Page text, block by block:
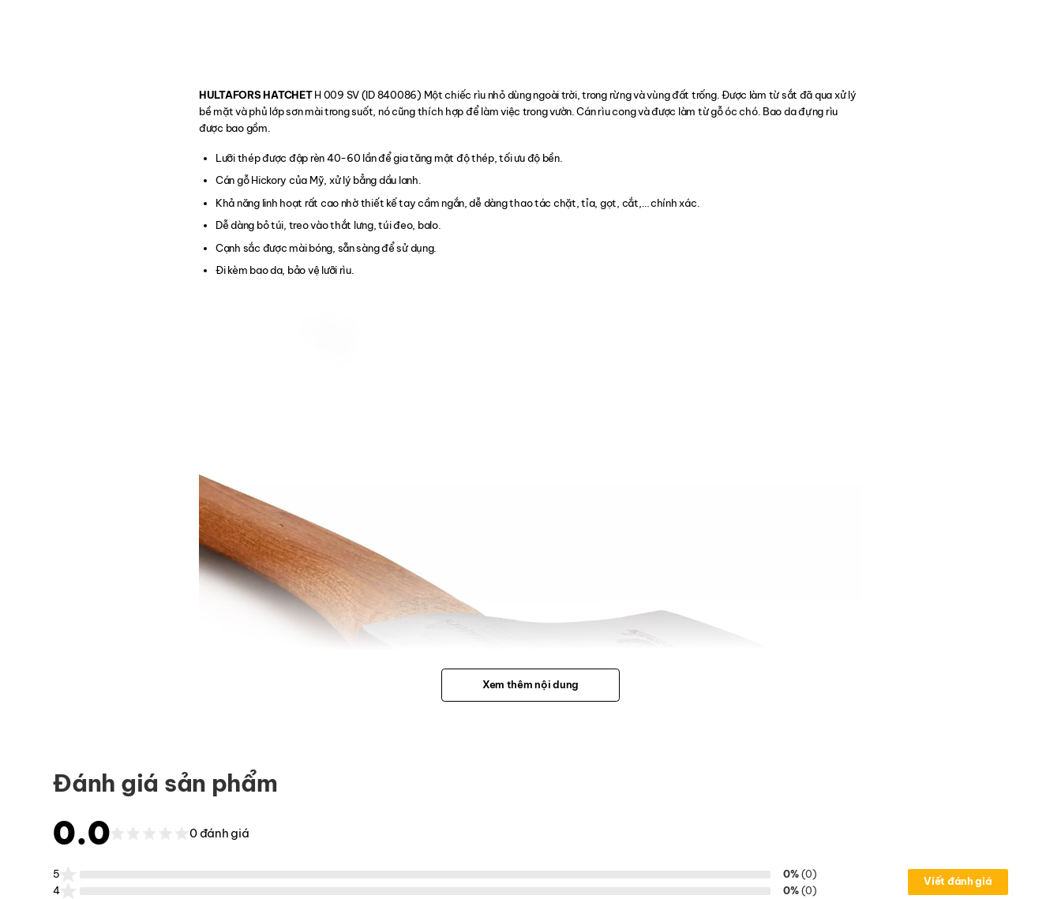
HULTAFORS HATCHETH 009 SV (ID 840086) Một chiếc rìu nhỏ dùng ngoài trời, trong rừng và vùng đất trống. Được làm từ sắt đã qua xử lý
bề mặt và phủ lớp sơn mài trong suốt, nó cũng thích hợp để làm việc trong vườn. Cán rìu cong và được làm từ gỗ óc chó. Bao da đựng rìu
được bao gồm.
Lưỡi thép được đập rèn 40-60 lần để gia tăng mật độ thép, tối ưu độ bền.
Cán gỗ Hickory của Mỹ, xử lý bẳng dầu lanh.
Khả năng linh hoạt rất cao nhờ thiết kế tay cầm ngắn, dễ dàng thao tác chặt, tỉa, gọt, cắt,… chính xác.
Dễ dàng bỏ túi, treo vào thắt lưng, túi đeo, balo.
Cạnh sắc được mài bóng, sẵn sàng để sử dụng.
Đi kèm bao da, bảo vệ lưỡi rìu.
Xem thêm nội dung
Đánh giá sản phẩm
0.0 0 đánh giá
5 0%(0)
4
0%(0)
Viết đánh giá